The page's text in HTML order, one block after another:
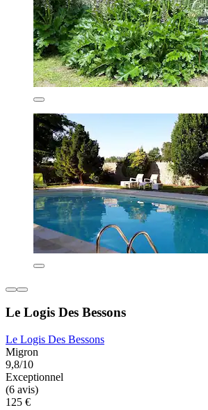
Le Logis Des Bessons
Le Logis Des Bessons
Migron
9,8/10
Exceptionnel
(6 avis)
125 €